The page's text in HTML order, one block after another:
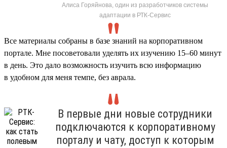
Алиса Горяйнова, один из разработчиков системы
адаптации в РТК-Сервис
Все материалы собраны в базе знаний на корпоративном
портале. Мне посоветовали уделять их изучению 15–60 минут
в день. Это дало возможность изучить всю информацию
в удобном для меня темпе, без аврала.
В первые дни новые сотрудники
подключаются к корпоративному
порталу и чату, доступ к которым